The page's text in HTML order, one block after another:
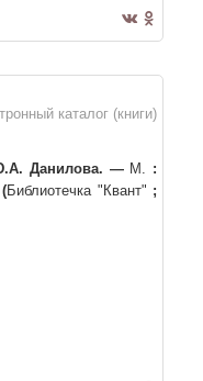
каталог (книги)
Данилова. —М. :
(Библиотечка "Квант" ;